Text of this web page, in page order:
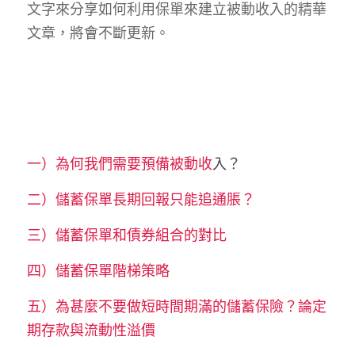
文字來分享如何利用保單來建立被動收入的精華
文章，將會不斷更新。
一）為何我們需要預備被動收入？
二） 儲蓄保單長期回報只能追通脹？
三） 儲蓄保單和債券組合的對比
四） 儲蓄保單階梯策略
五） 為甚麼不要做短時間期滿的儲蓄保險？論定
期存款與流動性溢價